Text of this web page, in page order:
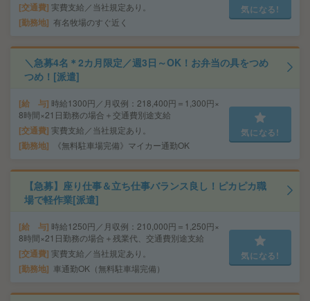
交通費 実費支給／当社規定あり。
勤務地 有名牧場のすぐ近く
気になる!
＼急募4名＊2カ月限定／週3日～OK！お弁当の具をつめ
つめ！[派遣]
給 与 時給1300円／月収例：218,400円＝1,300円×
8時間×21日勤務の場合＋交通費別途支給
交通費 実費支給／当社規定あり。
勤務地 《無料駐車場完備》マイカー通勤OK
気になる!
【急募】座り仕事＆立ち仕事バランス良し！ピカピカ職
場で軽作業[派遣]
給 与 時給1250円／月収例：210,000円＝1,250円×
8時間×21日勤務の場合＋残業代、交通費別途支給
交通費 実費支給／当社規定あり。
勤務地 車通勤OK（無料駐車場完備）
気になる!